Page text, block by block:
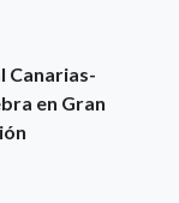
Canarias-
en Gran